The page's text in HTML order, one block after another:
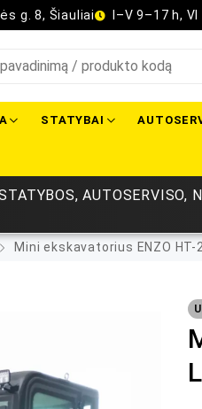
g. 8, Šiauliai I–V 9–17 h,
STATYBAI
AUTOSERVISO,
Mini ekskavatorius ENZO HT-